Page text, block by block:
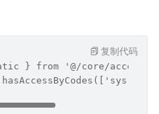
} from '@/core/access';
复制代码